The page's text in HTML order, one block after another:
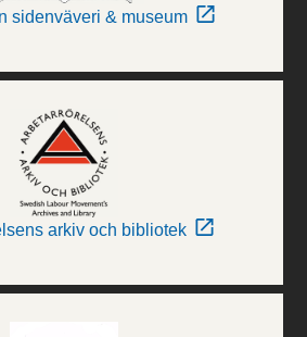
sidenväveri & museum
arkiv och bibliotek